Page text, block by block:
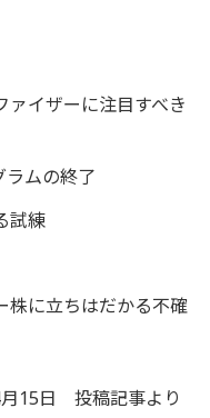
ァイザーに注目すべき
ラムの終了
試練
株に立ちはだかる不確
月15日 投稿記事より